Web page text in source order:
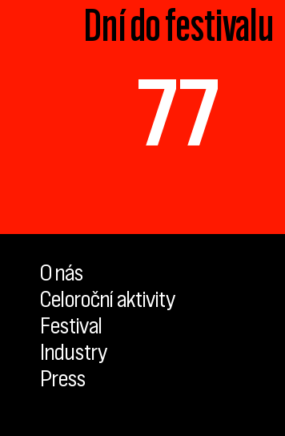
Dní do festivalu
77
O nás
Celoroční aktivity
Festival
Industry
Press